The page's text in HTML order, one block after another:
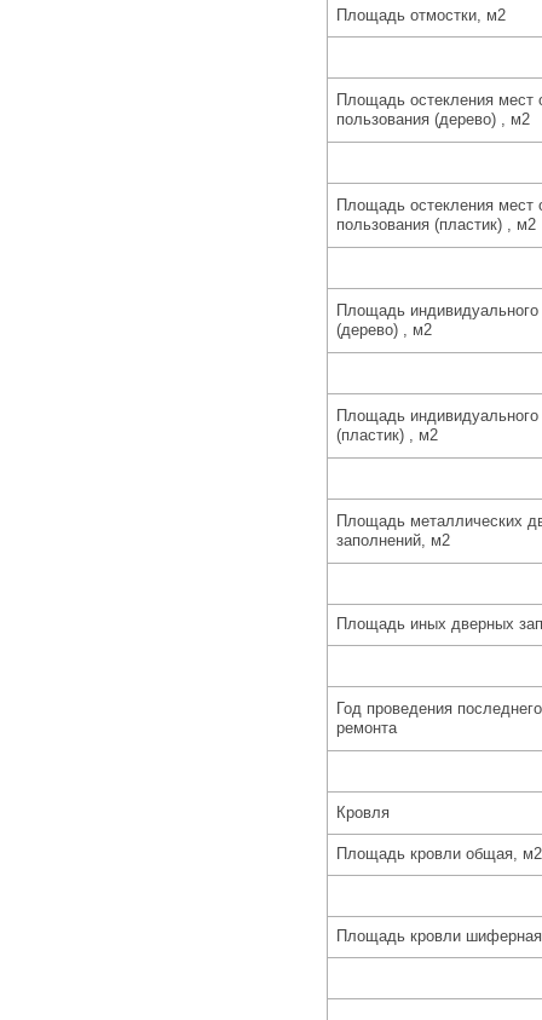
Площадь отмостки, м2
Площадь остекления мест
пользования (дерево) , м2
Площадь остекления мест
пользования (пластик) , м2
Площадь индивидуального
(дерево) , м2
Площадь индивидуального
(пластик) , м2
Площадь металлических
заполнений, м2
Площадь иных дверных
Год проведения
ремонта
Кровля
Площадь кровли общая, м2
Площадь кровли